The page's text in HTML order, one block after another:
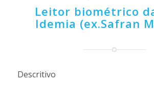
Leitor biométrico
Idemia (ex.Safran
Descritivo